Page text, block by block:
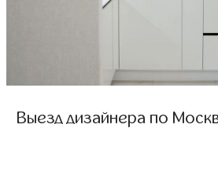
Выезд дизайнера по